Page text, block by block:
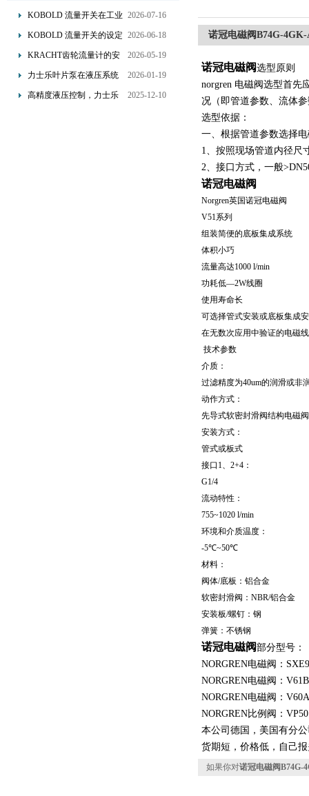
KOBOLD 流量开关在工业
管道水流量监测中的应用
2026-07-16
KOBOLD 流量开关的设定
流量调节与刻度指示
2026-06-18
KRACHT齿轮流量计的安
装要求：直管段、过滤器
2026-05-19
力士乐叶片泵在液压系统
中的应用分析
2026-01-19
高精度液压控制，力士乐
2025-12-10
诺冠电磁阀B74G-
诺冠电磁阀选型原则
norgren 电磁阀选型首先
况（即管道参数、流体
选型依据：
一、根据管道参数选择
1、按照现场管道内径尺
2、接口方式，一般
诺冠电磁阀
Norgren英国诺冠电磁阀
V51系列
组装简便的底板集成系统
体积小巧
流量高达1000 l/min
功耗低—2W线圈
使用寿命长
可选择管式安装或底板集成
在无数次应用中验证的电磁
技术参数
介质：
过滤精度为40um的润滑或非
动作方式：
先导式软密封滑阀结构电磁阀
安装方式：
管式或板式
接口1、2+4：
G1/4
流动特性：
755~1020 l/min
环境和介质温度：
-5℃~50℃
材料：
阀体/底板：铝合金
软密封滑阀：NBR/铝合金
安装板/螺钉：钢
弹簧：不锈钢
诺冠电磁阀部分型号：
NORGREN电磁阀：
NORGREN电磁阀：
NORGREN电磁阀：
NORGREN比例阀：
本公司德国，美国有分
货期短，价格低，自己
如果你对诺冠电磁阀B74G-